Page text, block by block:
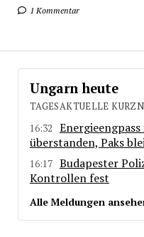
1 Kommentar
Ungarn heute
TAGESAKTUELLE
16:32
überstanden, Paks
16:17 Budapester
Kontrollen fest
Alle Meldungen